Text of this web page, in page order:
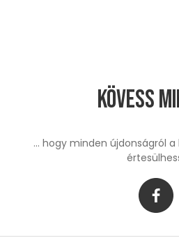
Kövess
... hogy minden újdonságról